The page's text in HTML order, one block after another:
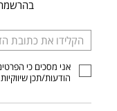
הכניסו
כתובת
דוא”לאני מסכים כי
הודעות/תכן